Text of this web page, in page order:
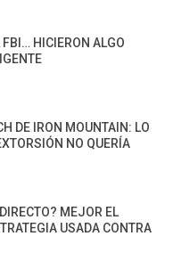
FBI… HICIERON ALGO
DE IRON MOUNTAIN: LO
NO QUERÍA
MEJOR EL
USADA CONTRA